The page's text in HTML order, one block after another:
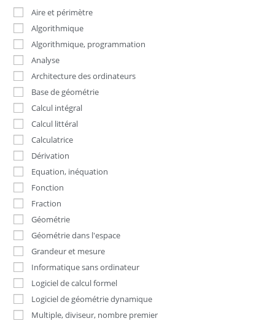
Aire et périmètre
Algorithmique
Algorithmique, programmation
Analyse
Architecture des ordinateurs
Base de géométrie
Calcul intégral
Calcul littéral
Calculatrice
Dérivation
Equation, inéquation
Fonction
Fraction
Géométrie
Géométrie dans l'espace
Grandeur et mesure
Informatique sans ordinateur
Logiciel de calcul formel
Logiciel de géométrie dynamique
Multiple, diviseur, nombre premier